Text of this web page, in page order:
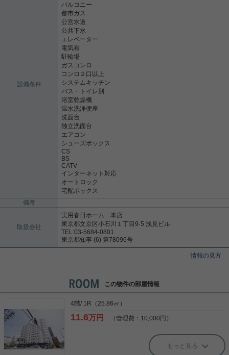
設備条件
バルコニー
都市ガス
公営水道
公共下水
エレベーター
電気有
駐輪場
ガスコンロ
コンロ２口以上
システムキッチン
バス・トイレ別
浴室乾燥機
温水洗浄便座
洗面台
独立洗面台
エアコン
シューズボックス
CS
BS
CATV
インターネット対応
オートロック
宅配ボックス
備考
取扱会社
実用春日ホーム 本店
東京都文京区小石川１丁目9-5 浅見ビル
TEL:03-5684-0801
東京都知事 (6) 第78096号
情報の見方
この物件の部屋情報
4階/ 1R（25.86㎡）
11.6万円 （管理費：10,000円）
もっと見る